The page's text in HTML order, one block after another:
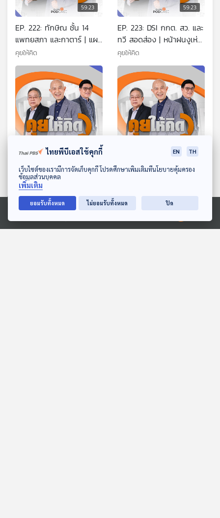
ดาวน์โหลด Thai PBS Podcast Application
Ⓒ 2020 องค์การกระจายเสียงและแพร่ภาพสาธารณะแห่งประเทศไทย
59:23
EP. 222: ทักษิณ ชั้น 14
แพทยสภา และกาตาร์ | แผน
เก็บ VAT รายได้ต่ำกว่า 1.8
ล้าน | ส่งหมายเรียกคดีฮั้ว
เลือก สว.
คุยให้คิด
59:23
EP. 223: DSI กกต. สว. และ
ทวี สอดส่อง | หน้าฝนงูเห่า
ย้ายรังสัญญาณปรับ ครม. |
รัฐบาลผุดไอเดีย G-Toket
คุยให้คิด
EP. 224: 60 วันอันตราย
จุดแตกหักการเมืองไทย |
พรรคร่วมขัดแย้ง ยุบสภา
หรือไม่ | ไม่แน่ใจไม่เกิด
รัฐประหาร
คุยให้คิด
EP. 225: สมศักดิ์ VETO
แพทยสภากรณีทักษิณ |
การเมืองไทย | จับตาท่าที
อนุทินขึ้นเป็นนายกฯ
ตอนที่เกี่ยวข้อง
ไทยพีบีเอสใช้คุกกี้ EN TH
เว็บไซต์ของเรามีการจัดเก็บคุกกี้ โปรดศึกษาเพิ่มเติมที่นโยบายคุ้มครอง
ข้อมูลส่วนบุคคล
เพิ่มเติม
ยอมรับทั้งหมด ไม่ยอมรับทั้งหมด ปิด